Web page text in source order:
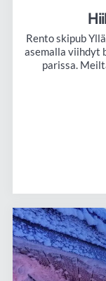
Rento skipub
asemalla viihdyt
parissa.